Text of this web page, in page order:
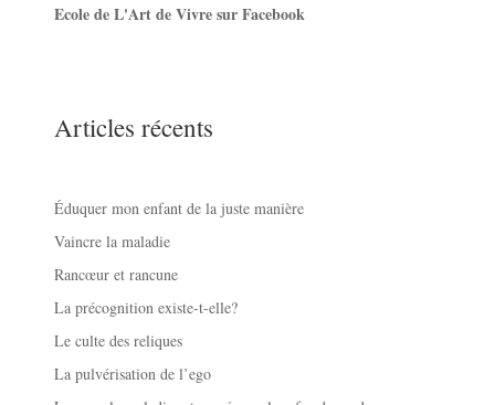
Ecole de L'Art de Vivre sur Facebook
Articles récents
Éduquer mon enfant de la juste manière
Vaincre la maladie
Rancœur et rancune
La précognition existe-t-elle?
Le culte des reliques
La pulvérisation de l’ego